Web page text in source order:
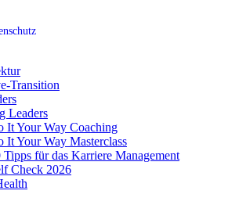
Transition
Leaders
It Your Way Coaching
It Your Way Masterclass
Tipps für das Karriere Management
Check 2026